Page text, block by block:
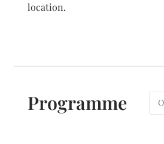
location.
Programme